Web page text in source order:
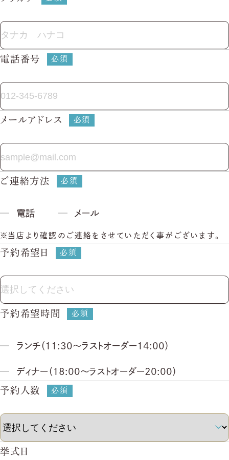
Tel.011-522-0151
平日 11:00〜19:00 / 土日祝 9:00〜19:00
その他のお問い合わせ
Tel.011-522-5353
平日 11:00〜17:00 / 土日祝 9:00〜19:00
電話番号
メールアドレス
ご連絡方法
電話 メール
当店より確認のご連絡をさせていただく事がございます。
予約希望日
予約希望時間
ランチ（11:30〜ラストオーダー14:00）
ディナー（18:00〜ラストオーダー20:00）
予約人数
挙式日